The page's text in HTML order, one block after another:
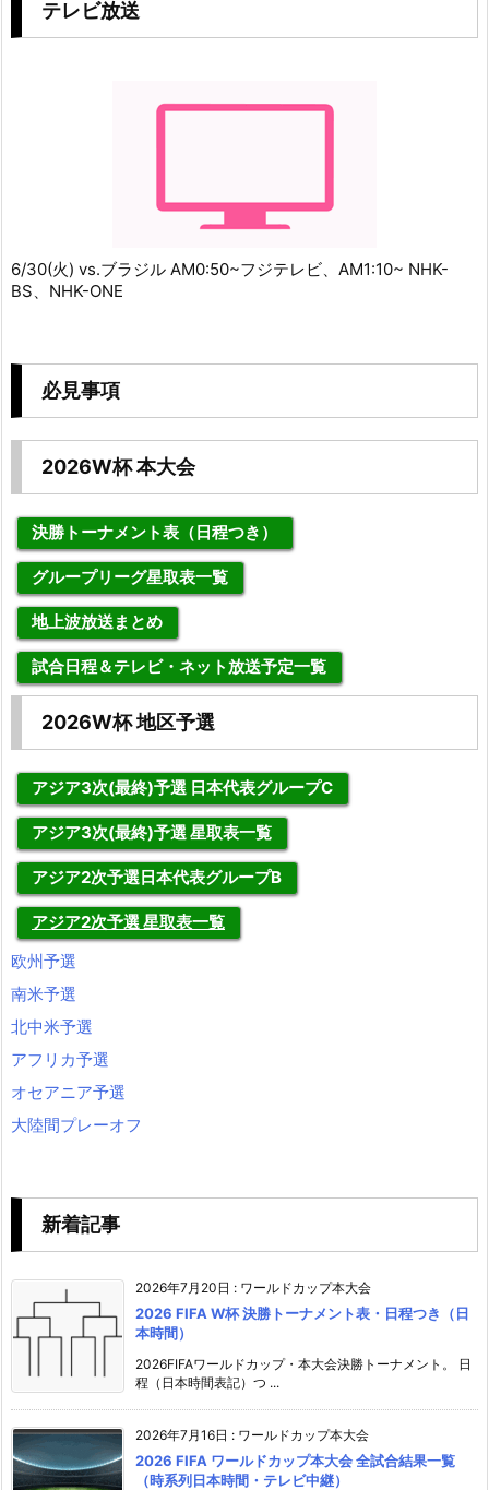
テレビ放送
6/30(火) vs.ブラジル AM0:50~フジテレビ、AM1:10~ NHK-
BS、NHK-ONE
必見事項
2026W杯 本大会
決勝トーナメント表（日程つき）
グループリーグ星取表一覧
地上波放送まとめ
試合日程＆テレビ・ネット放送予定一覧
2026W杯 地区予選
アジア3次(最終)予選 日本代表グループC
アジア3次(最終)予選 星取表一覧
アジア2次予選日本代表グループB
アジア2次予選 星取表一覧
欧州予選
南米予選
北中米予選
アフリカ予選
オセアニア予選
大陸間プレーオフ
新着記事
2026年7月20日 : ワールドカップ本大会
2026 FIFA W杯 決勝トーナメント表・日程つき（日
本時間）
2026FIFAワールドカップ・本大会決勝トーナメント。 日
程（日本時間表記）つ ...
2026年7月16日 : ワールドカップ本大会
2026 FIFA ワールドカップ本大会 全試合結果一覧
（時系列日本時間・テレビ中継）